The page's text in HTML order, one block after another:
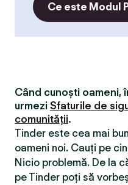
Ce este Modul
Când cunoști oameni,
urmezi Sfaturile de
comunității.
Tinder este cea mai
oameni noi. Cauți pe
Nicio problemă. De la
pe Tinder poți să